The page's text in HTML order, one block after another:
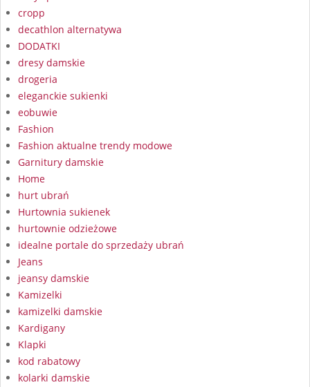
cropp
decathlon alternatywa
DODATKI
dresy damskie
drogeria
eleganckie sukienki
eobuwie
Fashion
Fashion aktualne trendy modowe
Garnitury damskie
Home
hurt ubrań
Hurtownia sukienek
hurtownie odzieżowe
idealne portale do sprzedaży ubrań
Jeans
jeansy damskie
Kamizelki
kamizelki damskie
Kardigany
Klapki
kod rabatowy
kolarki damskie